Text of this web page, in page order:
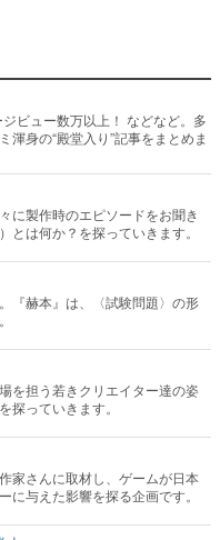
渾身の“殿堂入り”記事をまとめま
に製作時のエピソードをお聞き
とは何か？を探っていきます。
『赫本』は、〈試験問題〉の形
を担う若きクリエイター達の姿
探っていきます。
家さんに取材し、ゲームが日本
に与えた影響を探る企画です。
る主要なトピック・タイトルを
タビューや識者による解説を掲